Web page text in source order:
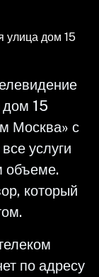
улица дом 15
дом 15
Москва» с
услуги
объеме.
который
по адресу